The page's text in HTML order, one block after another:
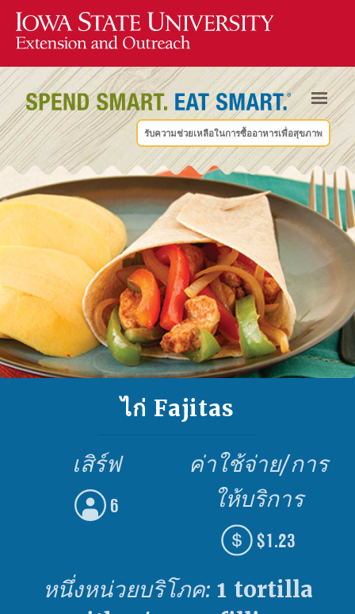
รับความช่วยเหลือในการซื้ออาหารเพื่อสุขภาพ
ไก่ Fajitas
เสิร์ฟ
6
ค่าใช้จ่าย/การ
ให้บริการ
$1.23
หนึ่งหน่วยบริโภค: 1 tortilla